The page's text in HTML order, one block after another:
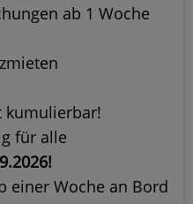
ab 1 Woche
kumulierbar!
für alle
einer Woche an Bord